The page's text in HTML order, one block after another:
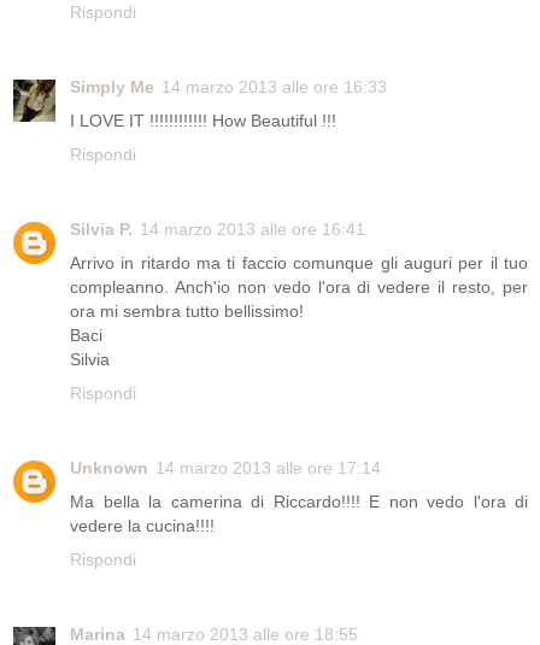
Rispondi
Simply Me 14 marzo 2013 alle ore 16:33
I LOVE IT !!!!!!!!!!!! How Beautiful !!!
Rispondi
Silvia P. 14 marzo 2013 alle ore 16:41
Arrivo in ritardo ma ti faccio comunque gli auguri per il tuo
compleanno. Anch'io non vedo l'ora di vedere il resto, per
ora mi sembra tutto bellissimo!
Baci
Silvia
Rispondi
Unknown 14 marzo 2013 alle ore 17:14
Ma bella la camerina di Riccardo!!!! E non vedo l'ora di
vedere la cucina!!!!
Rispondi
Marina 14 marzo 2013 alle ore 18:55